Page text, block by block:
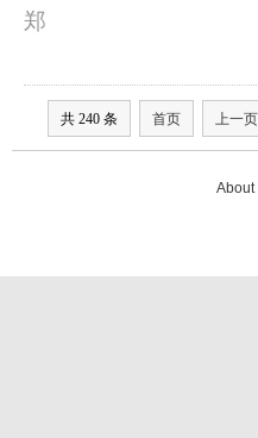
郑
共 240 条 首页 上一页